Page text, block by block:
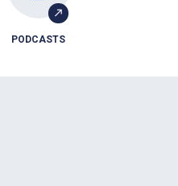
PODCASTS